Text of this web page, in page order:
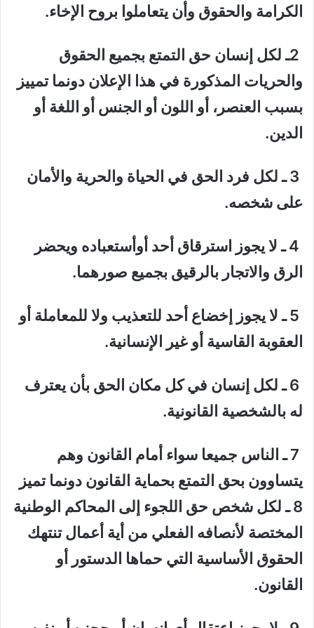
الكرامة والحقوق وأن يتعاملوا بروح الإخاء.
2ـ لكل إنسان حق التمتع بجميع الحقوق
والحريات المذكورة في هذا الإعلان دونما تمييز
بسبب العنصر، أو اللون أو الجنس أو اللغة أو
الدين.
3 ـ لكل فرد الحق في الحياة والحرية والأمان
على شخصه.
4 ـ لا يجوز استرقاق أحد أوأستعباده ويحضر
الرق والاتجار بالرقيق بجميع صورهما.
5 ـ لا يجوز إخضاع أحد للتعذيب ولا للمعاملة أو
العقوبة القاسية أو غير الإنسانية.
6 ـ لكل إنسان في كل مكان الحق بأن يعترف
له بالشخصية القانونية.
7 ـ الناس جميعا سواء أمام القانون وهم
يتساوون بحق التمتع بحماية القانون دونما تميز
8 ـ لكل شخص حق اللجوء إلى المحاكم الوطنية
المختصة لأنصافه الفعلي من أية أعمال تنتهك
الحقوق الأساسية التي حماها الدستور أو
القانون.